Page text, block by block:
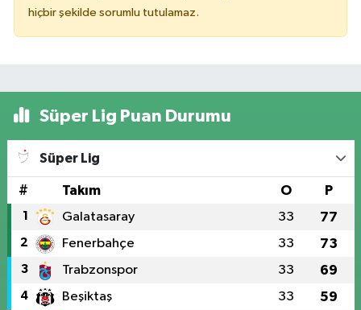
hiçbir şekilde sorumlu tutulamaz.
Süper Lig Puan Durumu
Süper Lig
# Takım O P
1 Galatasaray 33 77
2 Fenerbahçe 33 73
3 Trabzonspor 33 69
4 Beşiktaş 33 59